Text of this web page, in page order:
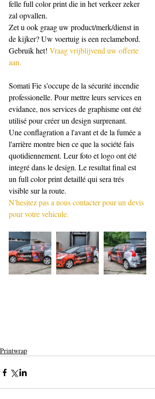
felle full color print die in het verkeer zeker
zal opvallen.
Zet u ook graag uw product/merk/dienst in
de kijker? Uw voertuig is een reclamebord.
Gebruik het! Vraag vrijblijvend uw offerte
aan.
Somati Fie s'occupe de la sécurité incendie
professionelle. Pour mettre leurs services en
evidance, nos services de graphisme ont été
utilisé pour créer un design surprenant.
Une conflagration a l'avant et de la fumée a
l'arrière montre bien ce que la société fais
quotidiennement. Leur foto et logo ont été
integré dans le design. Le resultat final est
un full color print detaillé qui sera trés
visible sur la route.
N'hesitez pas a nous contacter pour un devis
pour votre vehicule.
Printwrap